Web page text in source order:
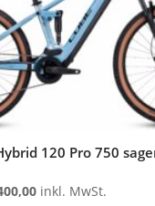
120 Pro 750
Aktueller
inkl. MwSt.